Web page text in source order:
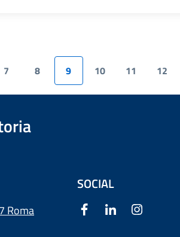
7 8 9 10 11 12
Roma
SOCIAL